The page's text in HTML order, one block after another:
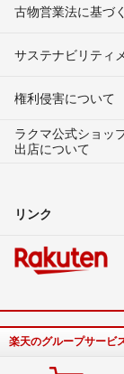
古物営業法に基づ
サステナビリティ
権利侵害について
ラクマ公式ショッ
出店について
リンク
楽天のグループサービ